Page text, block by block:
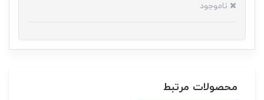
ناموجود
محصولات مرتبط